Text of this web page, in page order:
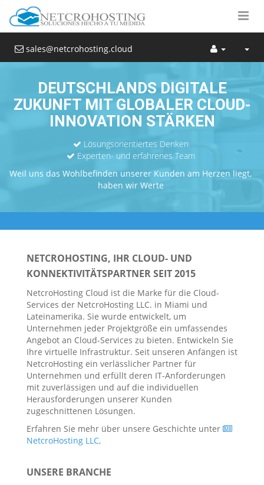
sales@netcrohosting.cloud
DEUTSCHLANDS DIGITALE
ZUKUNFT MIT GLOBALER CLOUD-
INNOVATION STÄRKEN
Lösungsorientiertes Denken
Experten- und erfahrenes Team
Weil uns das Wohlbefinden unserer Kunden am Herzen liegt,
haben wir Werte
NETCROHOSTING, IHR CLOUD- UND
KONNEKTIVITÄTSPARTNER SEIT 2015
NetcroHosting Cloud ist die Marke für die Cloud-
Services der NetcroHosting LLC. in Miami und
Lateinamerika. Sie wurde entwickelt, um
Unternehmen jeder Projektgröße ein umfassendes
Angebot an Cloud-Services zu bieten. Entwickeln Sie
Ihre virtuelle Infrastruktur. Seit unseren Anfängen ist
NetcroHosting ein verlässlicher Partner für
Unternehmen und erfüllt deren IT-Anforderungen
mit zuverlässigen und auf die individuellen
Herausforderungen unserer Kunden
zugeschnittenen Lösungen.
Erfahren Sie mehr über unsere Geschichte unter
NetcroHosting LLC,
UNSERE BRANCHE